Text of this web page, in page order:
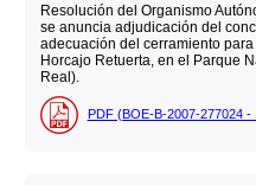
Resolución del Organismo
se anuncia adjudicación del
adecuación del cerramiento
Horcajo Retuerta, en el Parque
Real).
PDF (BOE-B-2007-277024 -